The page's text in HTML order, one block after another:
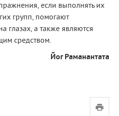
если выполнять их
групп, помогают
глазах, а также являются
средством.
Йог Раманантата